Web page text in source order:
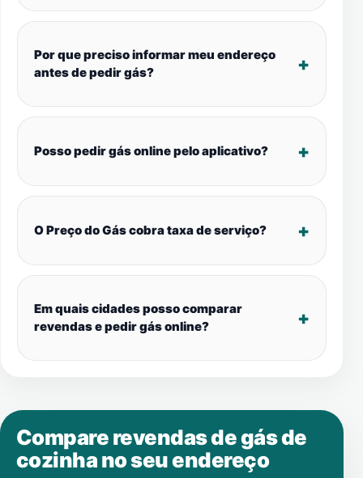
Por que preciso informar meu endereço
antes de pedir gás?
Posso pedir gás online pelo aplicativo?
O Preço do Gás cobra taxa de serviço?
Em quais cidades posso comparar
revendas e pedir gás online?
Compare revendas de gás de
cozinha no seu endereço